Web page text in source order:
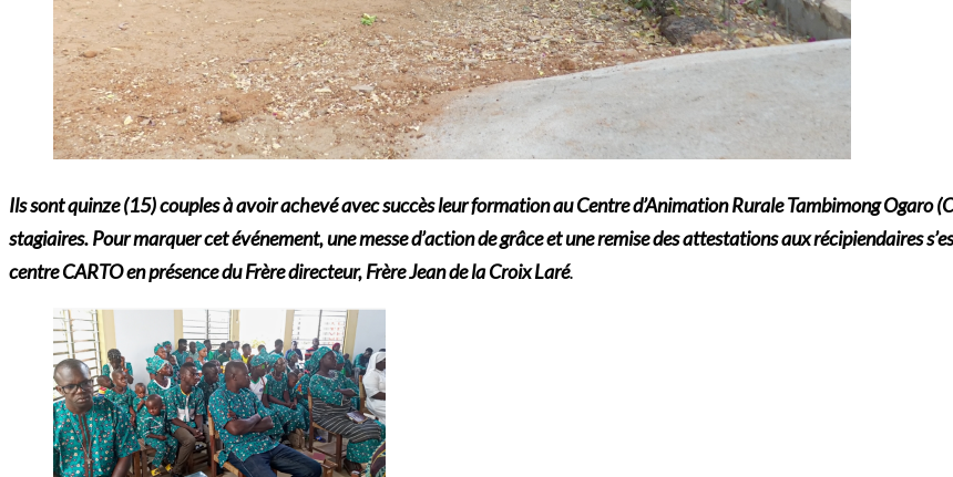
Ils sont quinze (15) couples à avoir achevé avec succès leur formation au Centre d’Animation Rurale Tambimong Ogaro
stagiaires. Pour marquer cet événement, une messe d’action de grâce et une remise des attestations aux récipiendaires
centre CARTO en présence du Frère directeur, Frère Jean de la Croix Laré.